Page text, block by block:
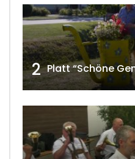
2 Platt “Schöne